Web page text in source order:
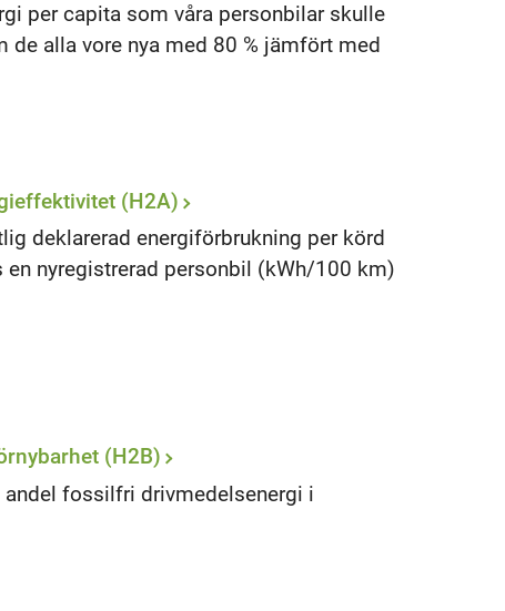
per capita som våra personbilar skulle
de alla vore nya med 80 % jämfört med
(H2A)
deklarerad energiförbrukning per körd
en nyregistrerad personbil (kWh/100 km)
(H2B)
andel fossilfri drivmedelsenergi i